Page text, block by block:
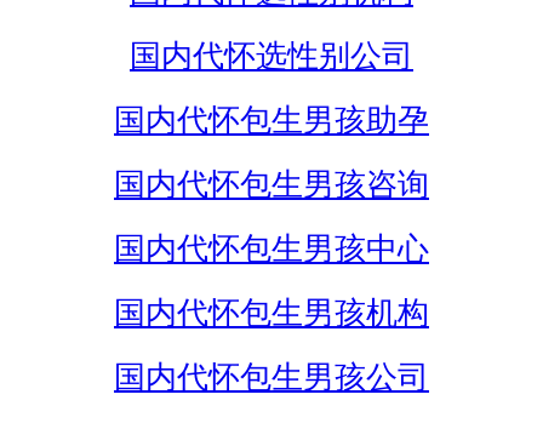
国内代怀选性别公司
国内代怀包生男孩助孕
国内代怀包生男孩咨询
国内代怀包生男孩中心
国内代怀包生男孩机构
国内代怀包生男孩公司